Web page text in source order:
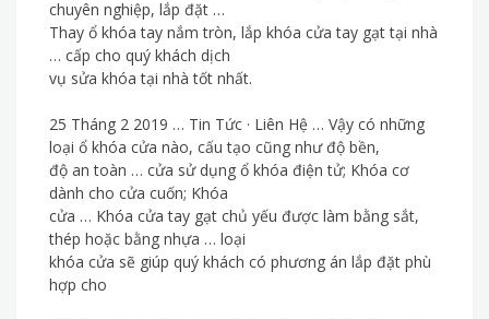
chuyên nghiệp, lắp đặt …
Thay ổ khóa tay nắm tròn, lắp khóa cửa tay gạt tại nhà
… cấp cho quý khách dịch
vụ sửa khóa tại nhà tốt nhất.
25 Tháng 2 2019 … Tin Tức · Liên Hệ … Vậy có những
loại ổ khóa cửa nào, cấu tạo cũng như độ bền,
độ an toàn … cửa sử dụng ổ khóa điện tử; Khóa cơ
dành cho cửa cuốn; Khóa
cửa … Khóa cửa tay gạt chủ yếu được làm bằng sắt,
thép hoặc bằng nhựa … loại
khóa cửa sẽ giúp quý khách có phương án lắp đặt phù
hợp cho